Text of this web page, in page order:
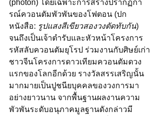
(photon) โดยเฉพาะการสร้างปรากฏกา
รณ์ควอนตัมพัวพันของโฟตอน (ปก
หนังสือ: รูปแสงสีเขียวสองวงตัดทับกัน)
จนถึงเป็นเจ้าตำรับและหัวหน้าโครงการ
รหัสลับควอนตัมยุโรป ร่วมงานกับศิษย์เก่า
ชาวจีนโครงการดาวเทียมควอนตัมดวง
แรกของโลกอีกด้วย รางวัลสรรเสริญนั้น
มากมายเป็นปูชนียบุคคลของวงการมา
อย่างยาวนาน จากพื้นฐานผลงานความ
พัวพันระดับอนุภาคมูลฐานดังกล่าวมี